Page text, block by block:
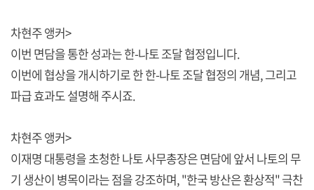
차현주 앵커>
이번 면담을 통한 성과는 한-나토 조달 협정입니다.
이번에 협상을 개시하기로 한 한-나토 조달 협정의 개념, 그리고
파급 효과도 설명해 주시죠.
차현주 앵커>
이재명 대통령을 초청한 나토 사무총장은 면담에 앞서 나토의 무
기 생산이 병목이라는 점을 강조하며, "한국 방산은 환상적" 극찬